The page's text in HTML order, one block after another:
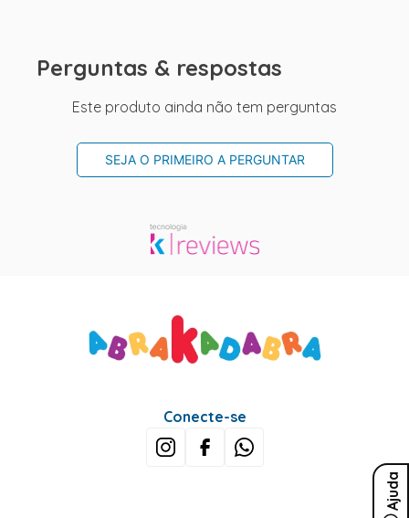
Perguntas & respostas
Este produto ainda não tem perguntas
SEJA O PRIMEIRO A PERGUNTAR
Ajuda
Conecte-se